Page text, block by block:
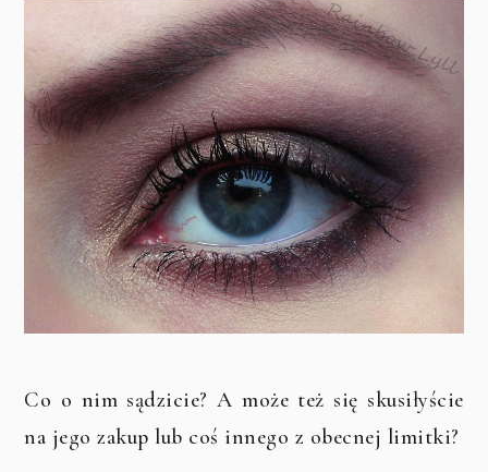
Co o nim sądzicie? A może też się skusiłyście
na jego zakup lub coś innego z obecnej limitki?